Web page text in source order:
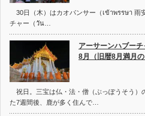
30日（木）はカオパンサー（เข้าพรรษา 雨
チャー（วัน…
アーサーンハブー
8月（旧暦8月満月の
祝日。三宝は仏・法・僧（ぶっぽうそう）
た7週間後、鹿が多く住んで…